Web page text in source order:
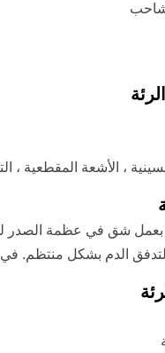
شاحب
، الأشعة
بعمل شق في عظمة الصدر
لتدفق الدم بشكل منتظم.